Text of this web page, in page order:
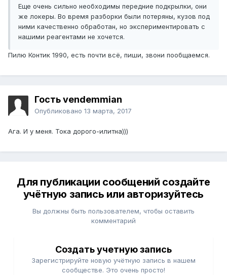
Еще очень сильно необходимы передние подкрылки, они
же локеры. Во время разборки были потеряны, кузов под
ними качественно обработан, но экспериментировать с
нашими реагентами не хочется.
Пилю Контик 1990, есть почти всё, пиши, звони пообщаемся.
Гость vendemmian
Опубликовано 13 марта, 2017
Ага. И у меня. Тока дорого-илитна)))
Для публикации сообщений создайте
учётную запись или авторизуйтесь
Вы должны быть пользователем, чтобы оставить
комментарий
Создать учетную запись
Зарегистрируйте новую учётную запись в нашем
сообществе. Это очень просто!